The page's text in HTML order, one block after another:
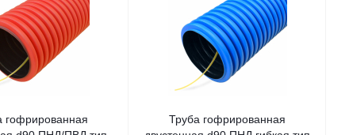
гофрированная
Труба гофрированная